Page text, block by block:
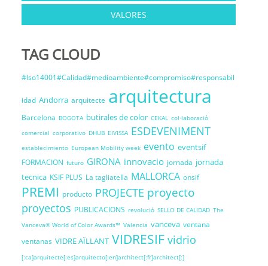
VALORES
TAG CLOUD
#Iso14001#Calidad#medioambiente#compromiso#responsabil
idad Andorra arquitecte arquitectura
Barcelona BOGOTA butirales de color CEKAL col·laboració
comercial corporativo DHUB EIVISSA ESDEVENIMENT
establecimiento European Mobility week evento eventsif
FORMACION futuro GIRONA innovacio jornada jornada
tecnica KSIF PLUS La tagliatella MALLORCA onsif
PREMI producto PROJECTE proyecto
proyectos PUBLICACIONS revolució SELLO DE CALIDAD The
Vanceva® World of Color Awards™ Valencia vanceva ventana
ventanas VIDRE AÏLLANT VIDRESIF vidrio
[:ca]arquitecte[:es]arquitecto[:en]architect[:fr]architect[:]